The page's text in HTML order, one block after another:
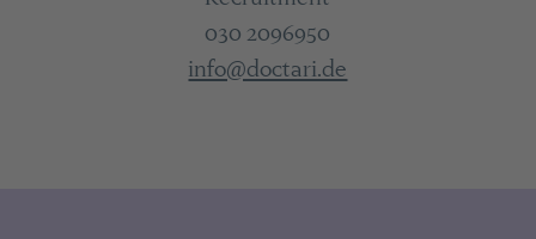
030 2096950
info@doctari.de